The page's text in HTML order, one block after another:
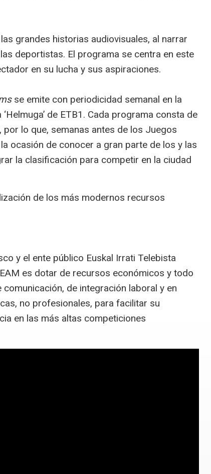
grandes historias audiovisuales, al narrar
deportistas. El programa se centra en este
en su lucha y sus aspiraciones.
se emite con periodicidad semanal en la
de ETB1. Cada programa consta de
lo que, semanas antes de los Juegos
ocasión de conocer a gran parte de los y las
la clasificación para competir en la ciudad
de los más modernos recursos
y el ente público Euskal Irrati Telebista
es dotar de recursos económicos y todo
de integración laboral y en
no profesionales, para facilitar su
en las más altas competiciones